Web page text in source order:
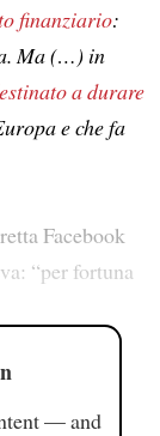
finanziario:
Ma (…) in
a durare
e che fa
Facebook
“per fortuna
— and